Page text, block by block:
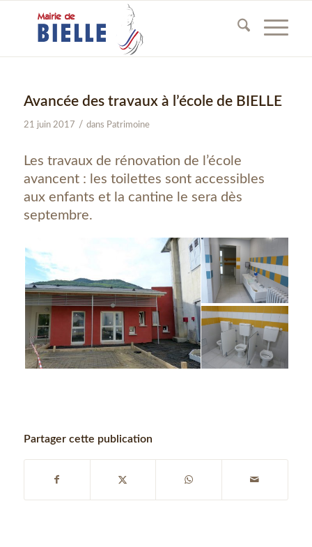
Avancée des travaux à l’école de BIELLE
21 juin 2017 / dans Patrimoine
Les travaux de rénovation de l’école
avancent : les toilettes sont accessibles
aux enfants et la cantine le sera dès
septembre.
Partager cette publication